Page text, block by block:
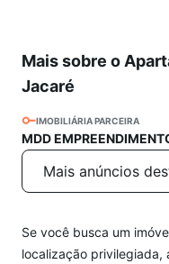
Mais sobre o
Jacaré
IMOBILIÁRIA PARCEIRA
MDD
Mais anúncios
Se você busca um
localização privilegiada,